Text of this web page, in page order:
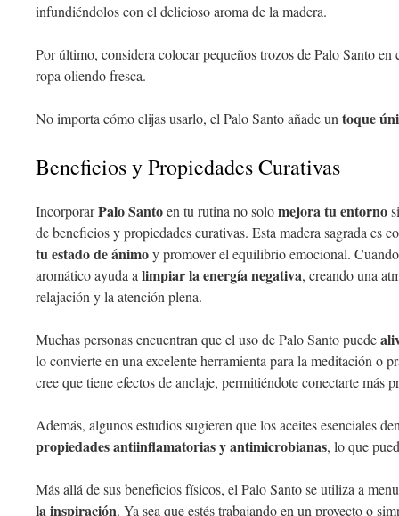
infundiéndolos con el delicioso aroma de la madera.
Por último, considera colocar pequeños trozos de Palo Santo en
ropa oliendo fresca.
No importa cómo elijas usarlo, el Palo Santo añade un toque
Beneficios y Propiedades Curativas
IncorporarPalo Santoen tu rutina no solomejora tu entorno
de beneficios y propiedades curativas. Esta madera sagrada es
tu estado de ánimoy promover el equilibrio emocional.
aromático ayuda a limpiar la energía negativa, creando una
relajación y la atención plena.
Muchas personas encuentran que el uso de Palo Santo puede
lo convierte en una excelente herramienta para la meditación o
cree que tiene efectos de anclaje, permitiéndote conectarte más
Además, algunos estudios sugieren que los aceites esenciales
propiedades antiinflamatorias y antimicrobianas, lo que
Más allá de sus beneficios físicos, el Palo Santo se utiliza a
la inspiración. Ya sea que estés trabajando en un proyecto o